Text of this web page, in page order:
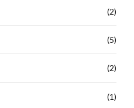
(2)
(5)
(2)
(1)